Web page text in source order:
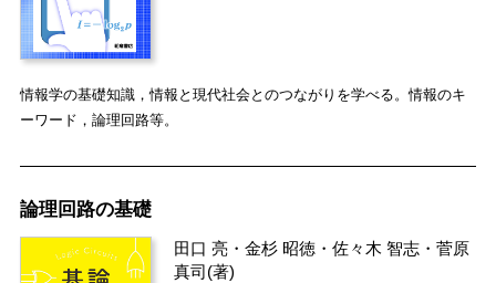
情報学の基礎知識，情報と現代社会とのつながりを学べる。情報のキ
ーワード，論理回路等。
論理回路の基礎
田口 亮 ・金杉 昭徳 ・佐々木 智志 ・菅原
真司(著)